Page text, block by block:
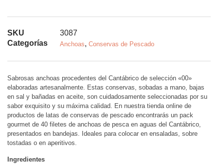
SKU
3087
Categorías
Anchoas, Conservas de Pescado
Sabrosas anchoas procedentes del Cantábrico de selección «00»
elaboradas artesanalmente. Estas conservas, sobadas a mano, bajas
en sal y bañadas en aceite, son cuidadosamente seleccionadas por su
sabor exquisito y su máxima calidad. En nuestra tienda online de
productos de latas de conservas de pescado encontrarás un pack
gourmet de 40 filetes de anchoas de pesca en aguas del Cantábrico,
presentados en bandejas. Ideales para colocar en ensaladas, sobre
tostadas o en aperitivos.
Ingredientes